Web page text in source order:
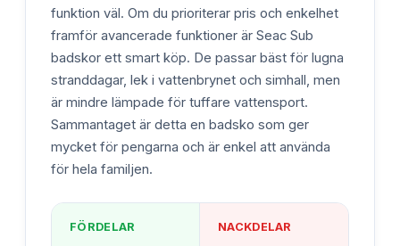
funktion väl. Om du prioriterar pris och enkelhet
framför avancerade funktioner är Seac Sub
badskor ett smart köp. De passar bäst för lugna
stranddagar, lek i vattenbrynet och simhall, men
är mindre lämpade för tuffare vattensport.
Sammantaget är detta en badsko som ger
mycket för pengarna och är enkel att använda
för hela familjen.
FÖRDELAR NACKDELAR